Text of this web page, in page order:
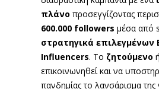
πλάνο προσεγγίζοντας
600.000 followers μέσα από
στρατηγικά επιλεγμένων
Influencers. Το ζητούμενο
επικοινωνηθεί και να
πανδημίας το λανσάρισμα της